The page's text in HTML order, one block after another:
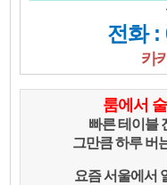
전화 :
카
룸에서
빠른 테이블
그만큼 하루 버
요즘 서울에서